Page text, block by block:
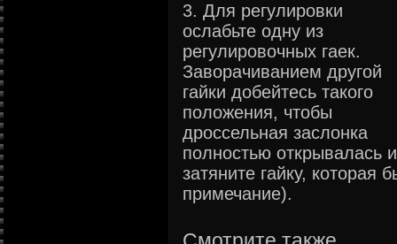
3. Для регулировки
ослабьте одну из
регулировочных гаек.
Заворачиванием другой
гайки добейтесь такого
положения, чтобы
дроссельная заслонка
полностью открывалась
затяните гайку, которая
примечание).